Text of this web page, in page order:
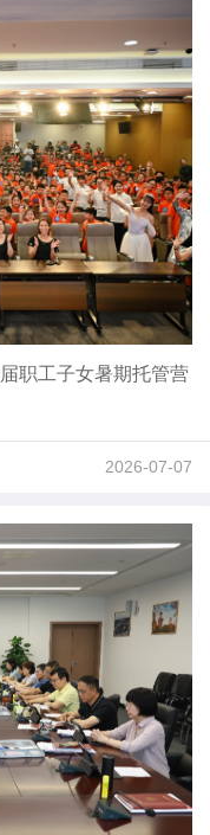
职工子女暑期托管营
2026-07-07